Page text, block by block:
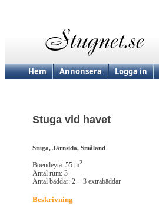
Hem Annonsera Logga in
Stuga vid havet
Stuga, Järnsida, Småland
Boendeyta: 55 m2
Antal rum: 3
Antal bäddar: 2 + 3 extrabäddar
Beskrivning